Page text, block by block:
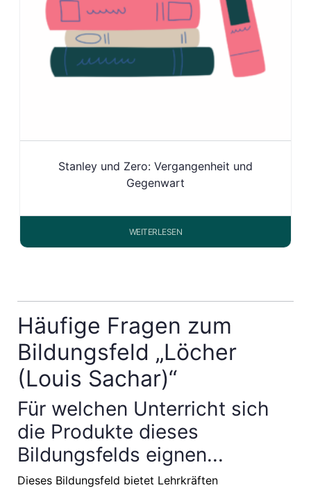
Stanley und Zero: Vergangenheit und
Gegenwart
WEITERLESEN
Häufige Fragen zum
Bildungsfeld „Löcher
(Louis Sachar)“
Für welchen Unterricht sich
die Produkte dieses
Bildungsfelds eignen...
Dieses Bildungsfeld bietet Lehrkräften